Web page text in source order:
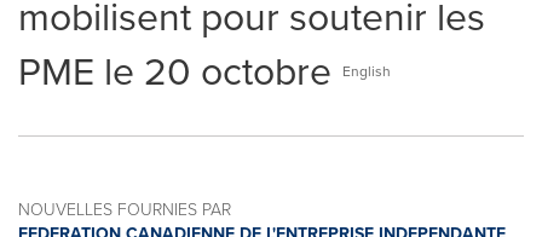
mobilisent pour soutenir les
PME le 20 octobre
English
NOUVELLES FOURNIES PAR